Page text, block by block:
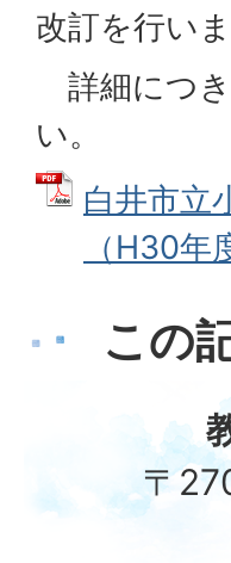
改訂を行いま
詳細につ
い。
白井市立
（H30
この
〒